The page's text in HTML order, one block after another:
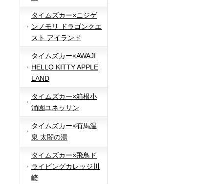
タイムズカー×ニジゲ
ンノモリ ドラゴンクエ
スト アイランド
タイムズカー×AWAJI
HELLO KITTY APPLE
LAND
タイムズカー×箱根小
涌園ユネッサン
タイムズカー×有馬温
泉 太閤の湯
タイムズカー×飛鳥ド
ライビングカレッジ川
崎